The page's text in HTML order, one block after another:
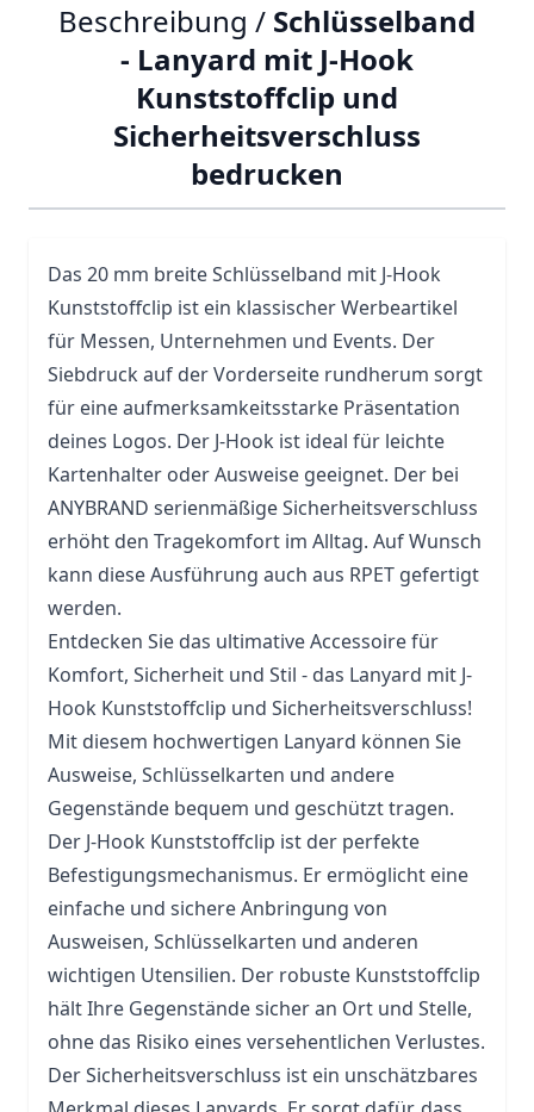
Beschreibung / Schlüsselband
- Lanyard mit J-Hook
Kunststoffclip und
Sicherheitsverschluss
bedrucken
Das 20 mm breiteSchlüsselband mit J-Hook
Kunststoffclip ist ein klassischer Werbeartikel
für Messen, Unternehmen und Events. Der
Siebdruck auf der Vorderseite rundherum sorgt
für eine aufmerksamkeitsstarke Präsentation
deines Logos. Der J-Hook ist ideal für leichte
Kartenhalter oder Ausweise geeignet. Der bei
ANYBRAND serienmäßige Sicherheitsverschluss
erhöht den Tragekomfort im Alltag. Auf Wunsch
kann diese Ausführung auch aus RPET gefertigt
werden.
Entdecken Sie das ultimative Accessoire für
Komfort, Sicherheit und Stil - das Lanyard mit J-
Hook Kunststoffclip und Sicherheitsverschluss!
Mit diesem hochwertigen Lanyard können Sie
Ausweise, Schlüsselkarten und andere
Gegenstände bequem und geschützt tragen.
Der J-Hook Kunststoffclip ist der perfekte
Befestigungsmechanismus. Er ermöglicht eine
einfache und sichere Anbringung von
Ausweisen, Schlüsselkarten und anderen
wichtigen Utensilien. Der robuste Kunststoffclip
hält Ihre Gegenstände sicher an Ort und Stelle,
ohne das Risiko eines versehentlichen Verlustes.
Der Sicherheitsverschluss ist ein unschätzbares